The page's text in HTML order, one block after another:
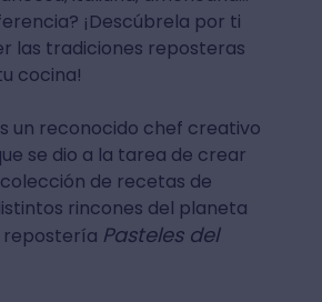
¡Descúbrela por ti
las tradiciones reposteras
cocina!
un reconocido chef creativo
se dio a la tarea de crear
de recetas de
rincones del planeta
repostería Pasteles del